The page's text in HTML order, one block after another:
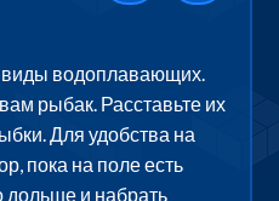
виды водоплавающих.
рыбак. Расставьте их
Для удобства на
пока на поле есть
дольше и набрать